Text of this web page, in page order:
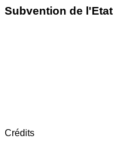
Subvention de l'Etat
Crédits